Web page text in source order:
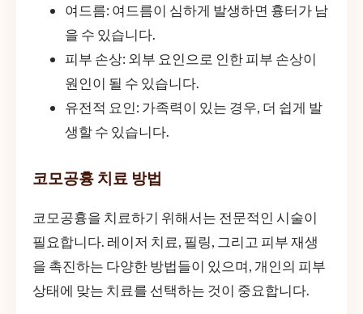
여드름: 여드름이 심하게 발생하면 흉터가 남
을 수 있습니다.
피부 손상: 외부 요인으로 인한 피부 손상이
원인이 될 수 있습니다.
유전적 요인: 가족력이 있는 경우, 더 쉽게 발
생할 수 있습니다.
코모공흉 치료 방법
코모공흉을 치료하기 위해서는 전문적인 시술이
필요합니다. 레이저 치료, 필링, 그리고 피부 재생
을 촉진하는 다양한 방법들이 있으며, 개인의 피부
상태에 맞는 치료를 선택하는 것이 중요합니다.